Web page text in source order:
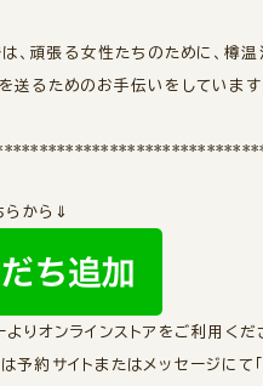
、頑張る女性たちのために、樽温
送るためのお手伝いをしています
らから⇓
りオンラインストアをご利用くだ
予約サイトまたはメッセージにて